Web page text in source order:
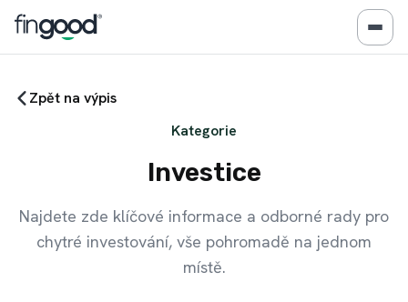
Zpět na výpis
Kategorie
Investice
Najdete zde klíčové informace a odborné rady pro
chytré investování, vše pohromadě na jednom
místě.